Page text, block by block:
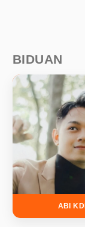
BIDUAN
ABI KDI